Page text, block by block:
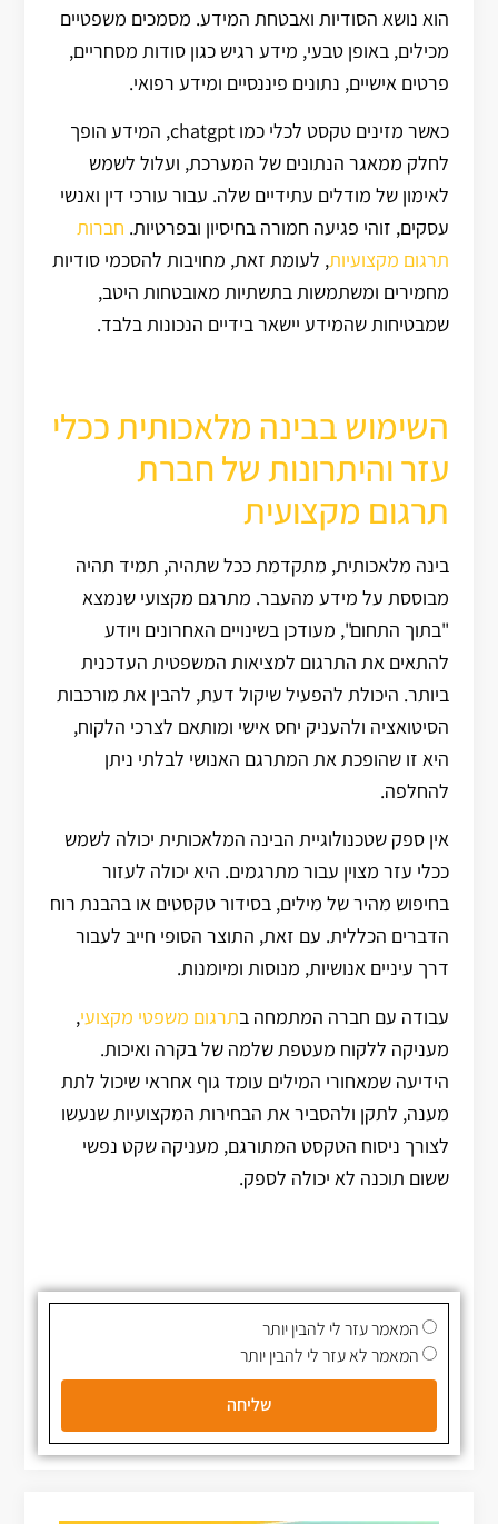
הוא נושא הסודיות ואבטחת המידע. מסמכים משפטיים
מכילים, באופן טבעי, מידע רגיש כגון סודות מסחריים,
פרטים אישיים, נתונים פיננסיים ומידע רפואי.
כאשר מזינים טקסט לכלי כמו chatgpt, המידע הופך
לחלק ממאגר הנתונים של המערכת, ועלול לשמש
לאימון של מודלים עתידיים שלה. עבור עורכי דין ואנשי
עסקים, זוהי פגיעה חמורה בחיסיון ובפרטיות. חברות
תרגום מקצועיות, לעומת זאת, מחויבות להסכמי סודיות
מחמירים ומשתמשות בתשתיות מאובטחות היטב,
שמבטיחות שהמידע יישאר בידיים הנכונות בלבד.
השימוש בבינה מלאכותית ככלי
עזר והיתרונות של חברת
תרגום מקצועית
בינה מלאכותית, מתקדמת ככל שתהיה, תמיד תהיה
מבוססת על מידע מהעבר. מתרגם מקצועי שנמצא
"בתוך התחום", מעודכן בשינויים האחרונים ויודע
להתאים את התרגום למציאות המשפטית העדכנית
ביותר. היכולת להפעיל שיקול דעת, להבין את מורכבות
הסיטואציה ולהעניק יחס אישי ומותאם לצרכי הלקוח,
היא זו שהופכת את המתרגם האנושי לבלתי ניתן
להחלפה.
אין ספק שטכנולוגיית הבינה המלאכותית יכולה לשמש
ככלי עזר מצוין עבור מתרגמים. היא יכולה לעזור
בחיפוש מהיר של מילים, בסידור טקסטים או בהבנת רוח
הדברים הכללית. עם זאת, התוצר הסופי חייב לעבור
דרך עיניים אנושיות, מנוסות ומיומנות.
עבודה עם חברה המתמחה בתרגום משפטי מקצועי,
מעניקה ללקוח מעטפת שלמה של בקרה ואיכות.
הידיעה שמאחורי המילים עומד גוף אחראי שיכול לתת
מענה, לתקן ולהסביר את הבחירות המקצועיות שנעשו
לצורך ניסוח הטקסט המתורגם, מעניקה שקט נפשי
ששום תוכנה לא יכולה לספק.
המאמר עזר לי להבין יותר
המאמר לא עזר לי להבין יותר
שליחה